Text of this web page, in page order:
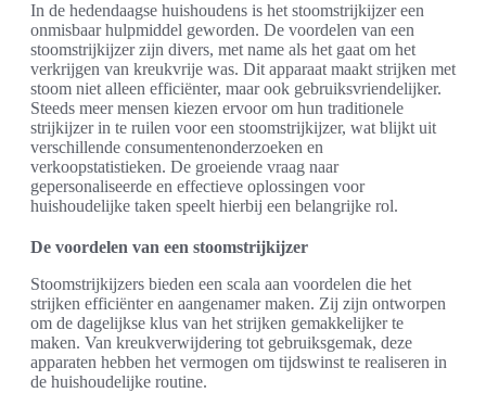
In de hedendaagse huishoudens is het stoomstrijkijzer een
onmisbaar hulpmiddel geworden. De voordelen van een
stoomstrijkijzer zijn divers, met name als het gaat om het
verkrijgen van kreukvrije was. Dit apparaat maakt strijken met
stoom niet alleen efficiënter, maar ook gebruiksvriendelijker.
Steeds meer mensen kiezen ervoor om hun traditionele
strijkijzer in te ruilen voor een stoomstrijkijzer, wat blijkt uit
verschillende consumentenonderzoeken en
verkoopstatistieken. De groeiende vraag naar
gepersonaliseerde en effectieve oplossingen voor
huishoudelijke taken speelt hierbij een belangrijke rol.
De voordelen van een stoomstrijkijzer
Stoomstrijkijzers bieden een scala aan voordelen die het
strijken efficiënter en aangenamer maken. Zij zijn ontworpen
om de dagelijkse klus van het strijken gemakkelijker te
maken. Van kreukverwijdering tot gebruiksgemak, deze
apparaten hebben het vermogen om tijdswinst te realiseren in
de huishoudelijke routine.